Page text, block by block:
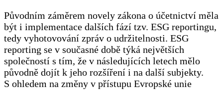
Původním záměrem novely zákona o účetnictví měla
být i implementace dalších fází tzv. ESG reportingu,
tedy vyhotovování zpráv o udržitelnosti. ESG
reporting se v současné době týká největších
společností s tím, že v následujících letech mělo
původně dojít k jeho rozšíření i na další subjekty.
S ohledem na změny v přístupu Evropské unie